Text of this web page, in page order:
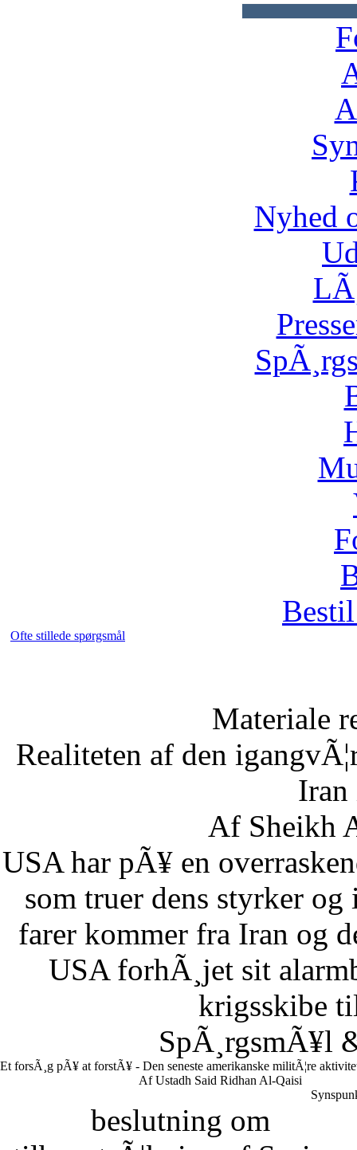
Nyhed
Ofte stillede spørgsmål
Materiale
Realiteten af den
Iran
Af Sheikh
USA har pÃ¥ en
som truer dens styrker og
farer kommer fra Iran og
USA forhÃ¸jet sit
krigsskibe
SpÃ¸rgsmÃ¥l
Et forsÃ¸g pÃ¥ at forstÃ¥ - Den seneste amerikanske militÃ¦re
Af Ustadh Said Ridhan Al-Qaisi
beslutning om